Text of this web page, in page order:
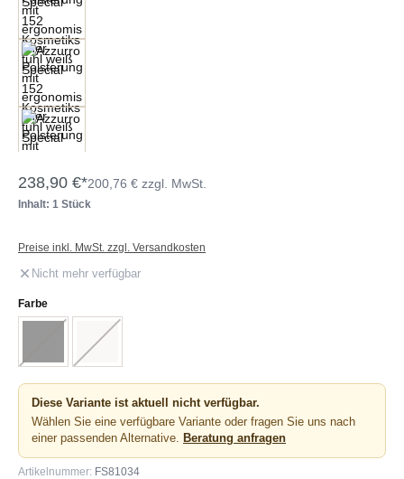
238,90 €*200,76 € zzgl. MwSt.
Inhalt: 1 Stück
Preise inkl. MwSt. zzgl. Versandkosten
Nicht mehr verfügbar
Farbeauswählen
Schwarz
(Diese Option ist zurzeit nicht verfügbar.)
Weiß
(Diese Option ist zurzeit nicht verfügbar.)
Diese Variante ist aktuell nicht verfügbar.
Wählen Sie eine verfügbare Variante oder fragen Sie uns nach
einer passenden Alternative.
Beratung anfragen
Artikelnummer: FS81034